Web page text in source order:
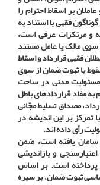
بر اِسقاط احترام را
فقهی با استناد به
و مرتکزات عرفی است،
سوی مالک یا عامل مستند
فقهی قرارداد و اسقاط
یا ثبوت ضمان از سوی
مسئولیت مدنی در ساحت
به مفاد قراردادهای باطل
مصداق تسلیط مجّانی
تمرکز بر این اندیشه در
رأی داده ­اند.
یافته ‌است، ضمن
و بازاندیشی
پرداخته است. بر اساس
ثبوت ضمان، بر سیره